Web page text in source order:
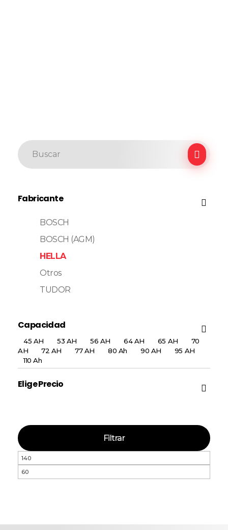
Fabricante
BOSCH
BOSCH (AGM)
HELLA
Otros
TUDOR
Capacidad
45 AH 53 AH 56 AH 64 AH 65 AH
70
AH
72 AH 77 AH 80 Ah 90 AH
95 AH
110 Ah
Elige Precio
Filtrar